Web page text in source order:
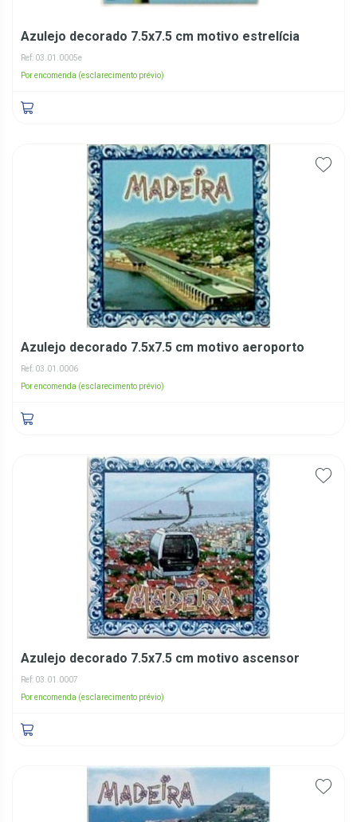
Azulejo decorado 7.5x7.5 cm motivo estrelícia
Ref: 03.01.0005e
Por encomenda (esclarecimento prévio)
Azulejo decorado 7.5x7.5 cm motivo aeroporto
Ref: 03.01.0006
Por encomenda (esclarecimento prévio)
Azulejo decorado 7.5x7.5 cm motivo ascensor
Ref: 03.01.0007
Por encomenda (esclarecimento prévio)